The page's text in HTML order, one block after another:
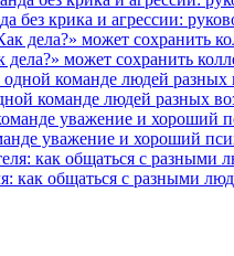
без крика и агрессии:
может сохранить
команде людей разных
уважение и хороший
как общаться с разными